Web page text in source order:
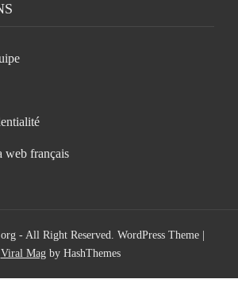
web français
- All Right Reserved. WordPress Theme |
Viral Magby HashThemes